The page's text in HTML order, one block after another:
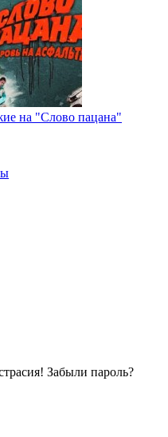
на "Слово пацана"
Забыли пароль?